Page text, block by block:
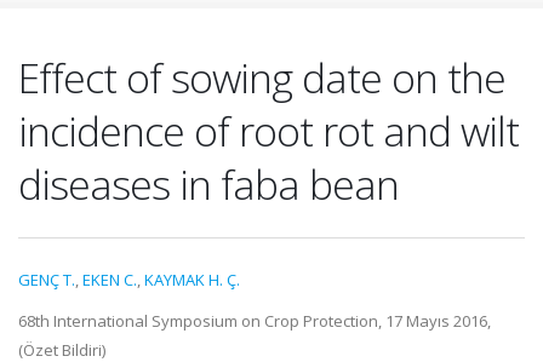
Effect of sowing date on the
incidence of root rot and wilt
diseases in faba bean
GENÇ T.,EKEN C.,KAYMAK H. Ç.
68th International Symposium on Crop Protection, 17 Mayıs 2016,
(Özet Bildiri)